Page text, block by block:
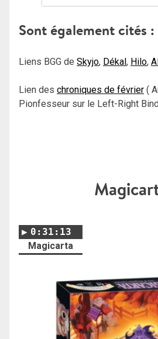
Sont également cités :
Liens BGG de Skyjo, Dékal, Hilo,
Lien des chroniques de février (
Pionfesseur sur le Left-Right
0:31:13
Magicarta